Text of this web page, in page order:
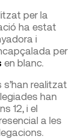
per la
ha estat
i
per
en blanc.
realitzat
han
12, i el
a les